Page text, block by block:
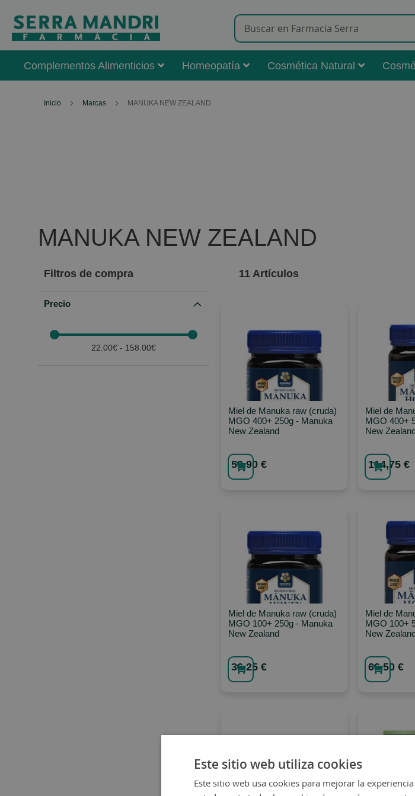
Complementos Alimenticios Homeopatía Cosmética Natural
Inicio Marcas MANUKA NEW ZEALAND
MANUKA NEW ZEALAND
11Artículos
Miel de Manuka raw (cruda)
MGO 400+ 250g - Manuka
New Zealand
59,90 €
Miel de
MGO 400+
New
114,75 €
Miel de Manuka raw (cruda)
MGO 100+ 250g - Manuka
New Zealand
36,25 €
Miel de
MGO 100+
New
66,50 €
Filtros de compra
Precio
22.00€ - 158.00€
Este sitio web utiliza cookies
Este sitio web usa cookies para mejorar la